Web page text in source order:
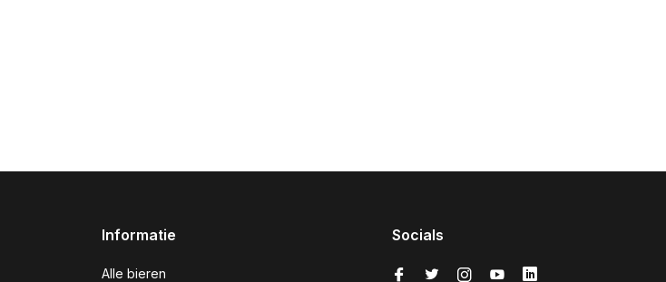
Informatie
Alle bieren
Socials